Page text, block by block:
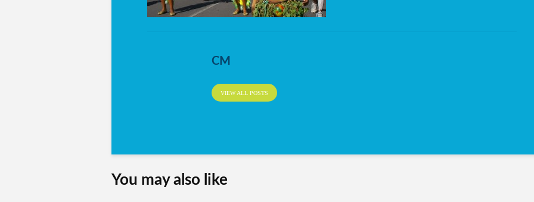
CM
VIEW ALL POSTS
You may also like